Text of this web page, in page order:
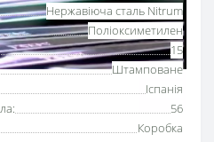
Нержавіюча сталь Nitrum
Поліоксиметилен
15
Штамповане
Іспанія
56
Коробка